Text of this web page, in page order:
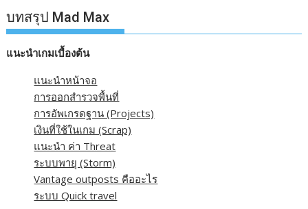
บทสรุป Mad Max
แนะนำเกมเบื้องต้น
แนะนำหน้าจอ
การออกสำรวจพื้นที่
การอัพเกรดฐาน (Projects)
เงินที่ใช้ในเกม (Scrap)
แนะนำ ค่า Threat
ระบบพายุ (Storm)
Vantage outposts คืออะไร
ระบบ Quick travel